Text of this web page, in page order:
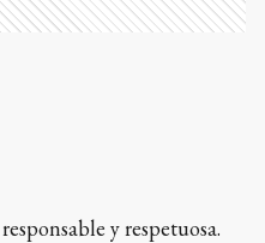
y respetuosa.